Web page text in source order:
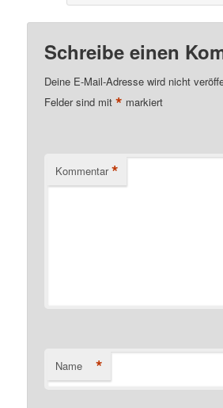
Schreibe einen
Deine E-Mail-Adresse wird nicht
Felder sind mit* markiert
Kommentar *
Name *